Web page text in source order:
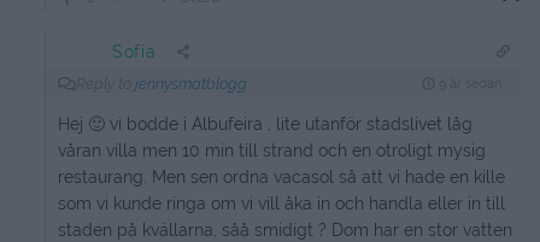
Sofia
jennysmatblogg
Hej 🙂 vi bodde i Albufeira , lite utanför stadslivet låg
våran villa men 10 min till strand och en otroligt mysig
restaurang. Men sen ordna vacasol så att vi hade en kille
som vi kunde ringa om vi vill åka in och handla eller in till
staden på kvällarna, såå smidigt ? Dom har en stor vatten